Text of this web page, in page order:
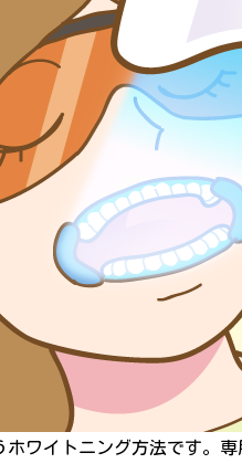
ワイトニング方法です。